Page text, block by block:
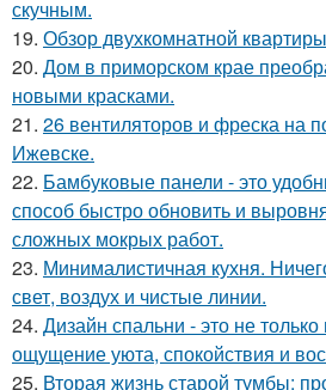
скучным.
19. Обзор двухкомнатной
20. Дом в приморском крае
новыми красками.
21. 26 вентиляторов и фреска на
Ижевске.
22. Бамбуковые панели - это
способ быстро обновить и
сложных мокрых работ.
23. Минималистичная кухня.
свет, воздух и чистые линии.
24. Дизайн спальни - это не
ощущение уюта, спокойствия и
25. Вторая жизнь старой тумбы: